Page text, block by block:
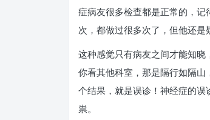
症病友很多检查都是正常的，
次，都做过很多次了，但他还是
这种感觉只有病友之间才能知
你看其他科室，那是隔行如隔
个结果，就是误诊！神经症的
祟。